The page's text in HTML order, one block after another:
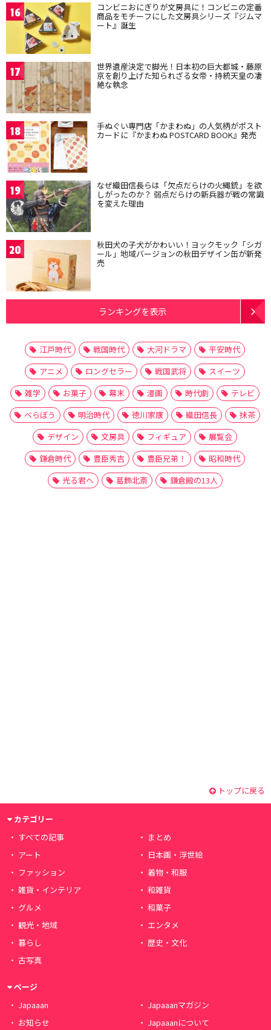
16 コンビニおにぎりが文房具に！コンビニの定番
商品をモチーフにした文房具シリーズ『ジムマ
ート』誕生
17 世界遺産決定で脚光！日本初の巨大都城・藤原
京を創り上げた知られざる女帝・持統天皇の凄
絶な執念
18 手ぬぐい専門店「かまわぬ」の人気柄がポスト
カードに『かまわぬ POSTCARD BOOK』発売
19 なぜ織田信長らは「欠点だらけの火縄銃」を欲
しがったのか？ 弱点だらけの新兵器が戦の常識
を変えた理由
20 秋田犬の子犬がかわいい！ヨックモック「シガ
ール」地域バージョンの秋田デザイン缶が新発
売
ランキングを表示
江戸時代 戦国時代 大河ドラマ
平安時代
アニメ
ロングセラー 戦国武将
スイーツ
雑学
お菓子 幕末 漫画 時代劇
テレビ
べらぼう
明治時代 徳川家康 織田信長
抹茶
デザイン
文房具 フィギュア
展覧会
鎌倉時代
豊臣秀吉 豊臣兄弟！
昭和時代
光る君へ
葛飾北斎 鎌倉殿の13人
トップに戻る
カテゴリー
すべての記事
まとめ
アート
日本画・浮世絵
ファッション
着物・和服
雑貨・インテリア
和雑貨
グルメ
和菓子
観光・地域
エンタメ
暮らし
歴史・文化
古写真
ページ
Japaaan
Japaaanマガジン
お知らせ
Japaaanについて